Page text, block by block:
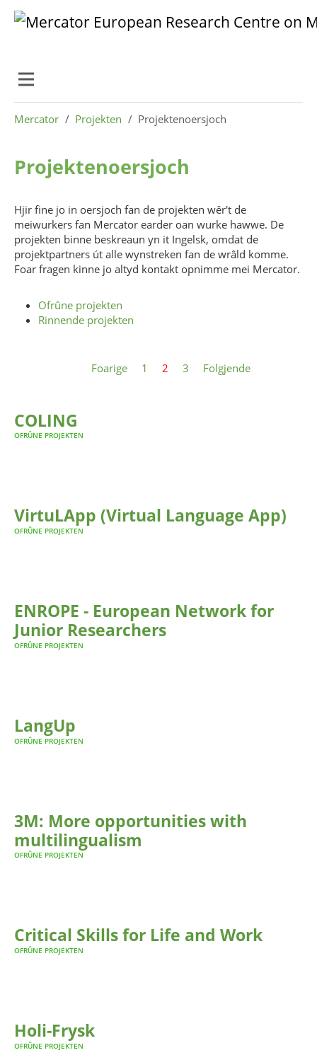
Skip to main content
Skip to page footer
Mercator Projekten Projektenoersjoch
Projektenoersjoch
Hjir fine jo in oersjoch fan de projekten wêr't de
meiwurkers fan Mercator earder oan wurke hawwe. De
projekten binne beskreaun yn it Ingelsk, omdat de
projektpartners út alle wynstreken fan de wrâld komme.
Foar fragen kinne jo altyd kontakt opnimme mei Mercator.
Ofrûne projekten
Rinnende projekten
Foarige 1 2 3 Folgjende
COLING
OFRÛNE PROJEKTEN
VirtuLApp (Virtual Language App)
OFRÛNE PROJEKTEN
ENROPE - European Network for
Junior Researchers
OFRÛNE PROJEKTEN
LangUp
OFRÛNE PROJEKTEN
3M: More opportunities with
multilingualism
OFRÛNE PROJEKTEN
Critical Skills for Life and Work
OFRÛNE PROJEKTEN
Holi-Frysk
OFRÛNE PROJEKTEN